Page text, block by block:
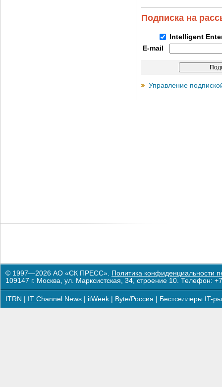
Подписка на
Intelligent
E-mail
Управление
© 1997—2026 АО «СК ПРЕСС». Политика конфиденциальности
109147 г. Москва, ул. Марксистская, 34, строение 10. Телефон:
ITRN IT Channel News itWeek Byte/Россия Бестселлеры IT-